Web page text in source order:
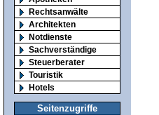
Rechtsanwälte
Architekten
Notdienste
Sachverständige
Steuerberater
Touristik
Hotels
Seitenzugriffe